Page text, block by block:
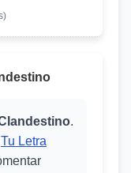
.
Tu Letra